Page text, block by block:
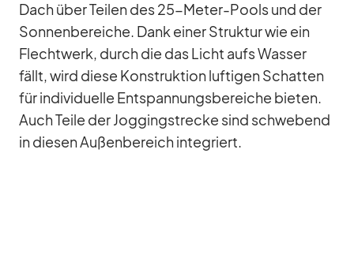
Dach über Tei­len des 25-Me­ter-Pools und der
Son­nen­be­rei­che. Dank ei­ner Struk­tur wie ein
Flecht­werk, durch die das Licht aufs Was­ser
fällt, wird diese Kon­struk­tion luf­ti­gen Schat­ten
für in­di­vi­du­elle Ent­span­nungs­be­rei­che bie­ten.
Auch Teile der Jog­gingstre­cke sind schwe­bend
in die­sen Au­ßen­be­reich in­te­griert.